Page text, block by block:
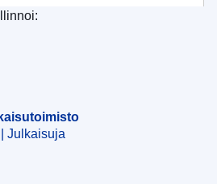
pääosasto
Julkaisuja